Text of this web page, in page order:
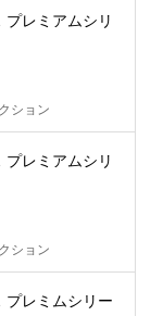
プレミアムシリ
ション
プレミアムシリ
ション
プレミムシリー